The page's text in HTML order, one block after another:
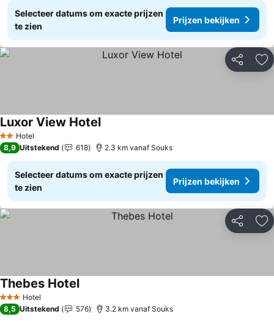
Selecteer datums om exacte prijzen
te zien
Prijzen bekijken
Delen
2 Sterren
Hotel
Luxor View HotelPrijzen bekijken
8,9 Uitstekend 618 2.3 km vanaf Souks
Selecteer datums om exacte prijzen
te zien
Prijzen bekijken
Delen
3 SterrenHotel
Thebes HotelPrijzen bekijken
8,5 Uitstekend 576 3.2 km vanaf Souks